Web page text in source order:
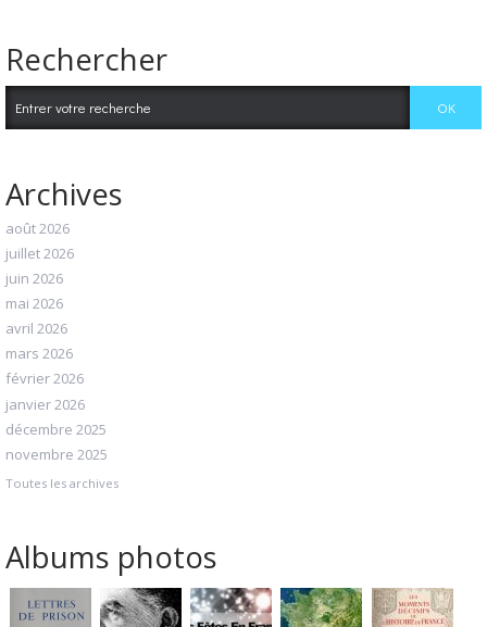
Rechercher
Archives
août 2026
juillet 2026
juin 2026
mai 2026
avril 2026
mars 2026
février 2026
janvier 2026
décembre 2025
novembre 2025
Toutes les archives
Albums photos